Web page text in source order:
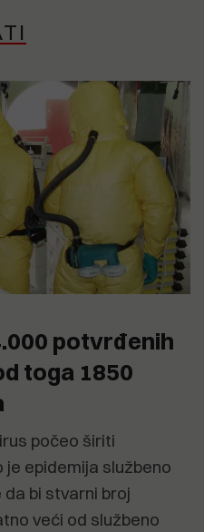
potvrđenih
toga 1850
počeo širiti
epidemija službeno
bi stvarni broj
veći od službeno